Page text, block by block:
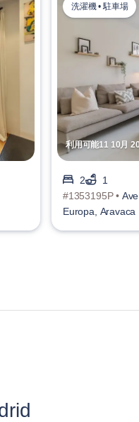
利用可能11 10月
洗濯機 • 駐車場
2
1
#1353195P •
Europa, Aravaca